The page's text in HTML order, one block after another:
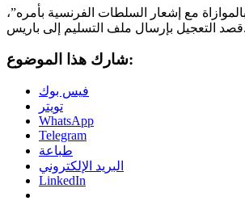
مع إشعار السلطات الفرنسية بأمره”،
قصد التعجيل بإرسال ملف التسليم إلى باريس.
شارك هذا الموضوع:
فيس بوك
تويتر
WhatsApp
Telegram
طباعة
البريد الإلكتروني
LinkedIn